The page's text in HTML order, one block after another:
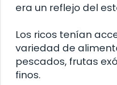
era un reflejo del
Los ricos tenían
variedad de
pescados, frutas
finos.